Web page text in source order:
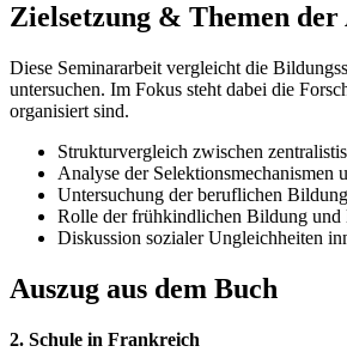
Zielsetzung & Themen
Diese Seminararbeit vergleicht die
untersuchen. Im Fokus steht dabei die
organisiert sind.
Strukturvergleich zwischen
Analyse der
Untersuchung der beruflichen
Rolle der frühkindlichen Bildung und
Diskussion sozialer Ungleichheiten
Auszug aus dem Buch
2. Schule in Frankreich